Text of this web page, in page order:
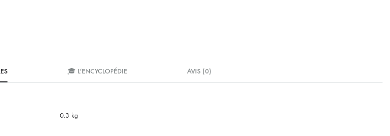
🎓 L’ENCYCLOPÉDIE AVIS (0)
0.3 kg